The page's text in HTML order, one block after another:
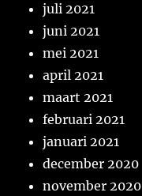
juli 2021
juni 2021
mei 2021
april 2021
maart 2021
februari 2021
januari 2021
december 2020
november 2020